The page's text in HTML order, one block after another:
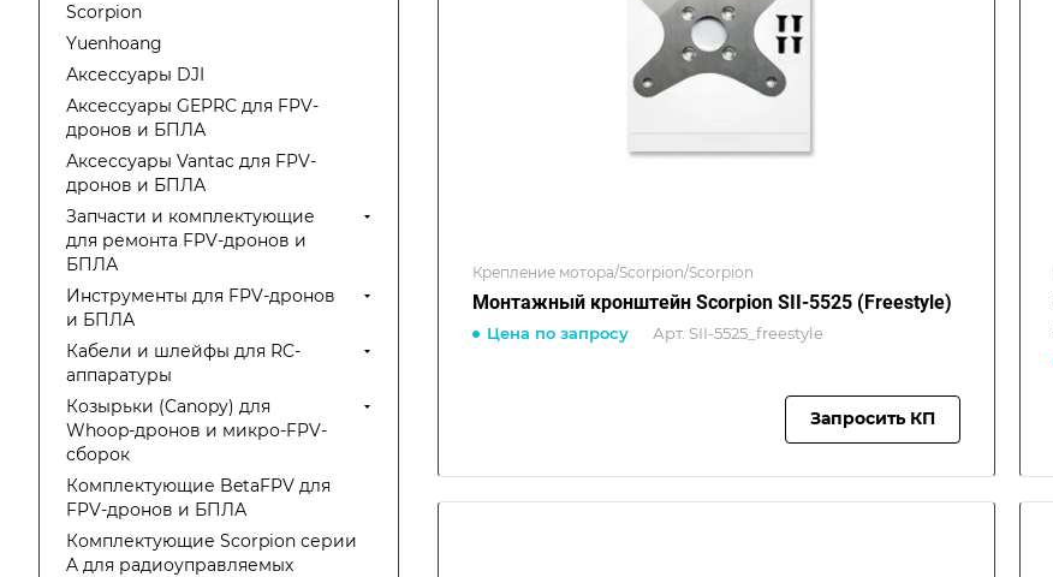
Крепление мотора/Scorpion/Scorpion
Монтажный кронштейн Scorpion SII-5525 (Freestyle)
Цена по запросу Арт. SII-5525_freestyle
Запросить КП
Scorpion
Yuenhoang
Аксессуары DJI
Аксессуары GEPRC для FPV-
дронов и БПЛА
Аксессуары Vantac для FPV-
дронов и БПЛА
Запчасти и комплектующие
для ремонта FPV-дронов и
БПЛА
Инструменты для FPV-дронов
и БПЛА
Кабели и шлейфы для RC-
аппаратуры
Козырьки (Canopy) для
Whoop-дронов и микро-FPV-
сборок
Комплектующие BetaFPV для
FPV-дронов и БПЛА
Комплектующие Scorpion серии
A для радиоуправляемых